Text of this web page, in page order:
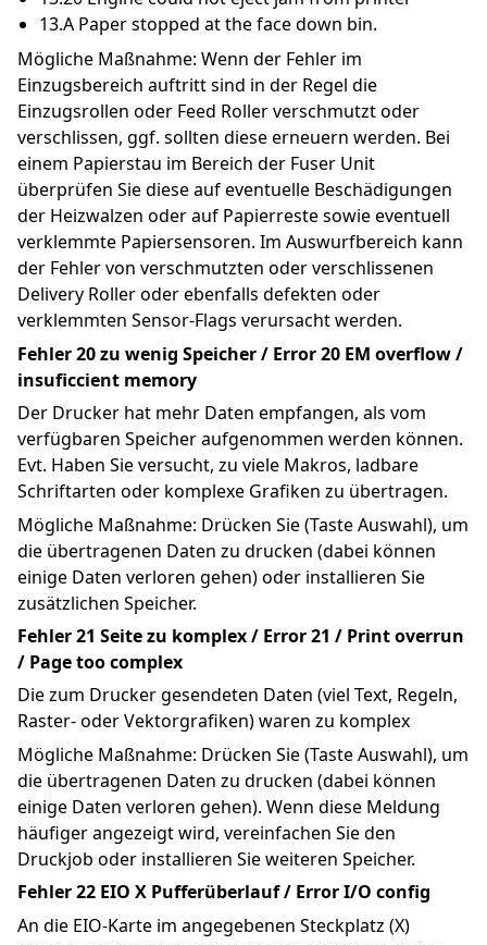
13.A Paper stopped at the face down bin.
Mögliche Maßnahme: Wenn der Fehler im
Einzugsbereich auftritt sind in der Regel die
Einzugsrollen oder Feed Roller verschmutzt oder
verschlissen, ggf. sollten diese erneuern werden. Bei
einem Papierstau im Bereich der Fuser Unit
überprüfen Sie diese auf eventuelle Beschädigungen
der Heizwalzen oder auf Papierreste sowie eventuell
verklemmte Papiersensoren. Im Auswurfbereich kann
der Fehler von verschmutzten oder verschlissenen
Delivery Roller oder ebenfalls defekten oder
verklemmten Sensor-Flags verursacht werden.
Fehler 20 zu wenig Speicher / Error 20 EM overflow /
insuficcient memory
Der Drucker hat mehr Daten empfangen, als vom
verfügbaren Speicher aufgenommen werden können.
Evt. Haben Sie versucht, zu viele Makros, ladbare
Schriftarten oder komplexe Grafiken zu übertragen.
Mögliche Maßnahme: Drücken Sie (Taste Auswahl), um
die übertragenen Daten zu drucken (dabei können
einige Daten verloren gehen) oder installieren Sie
zusätzlichen Speicher.
Fehler 21 Seite zu komplex / Error 21 / Print overrun
/ Page too complex
Die zum Drucker gesendeten Daten (viel Text, Regeln,
Raster- oder Vektorgrafiken) waren zu komplex
Mögliche Maßnahme: Drücken Sie (Taste Auswahl), um
die übertragenen Daten zu drucken (dabei können
einige Daten verloren gehen). Wenn diese Meldung
häufiger angezeigt wird, vereinfachen Sie den
Druckjob oder installieren Sie weiteren Speicher.
Fehler 22 EIO X Pufferüberlauf / Error I/O config
An die EIO-Karte im angegebenen Steckplatz (X)